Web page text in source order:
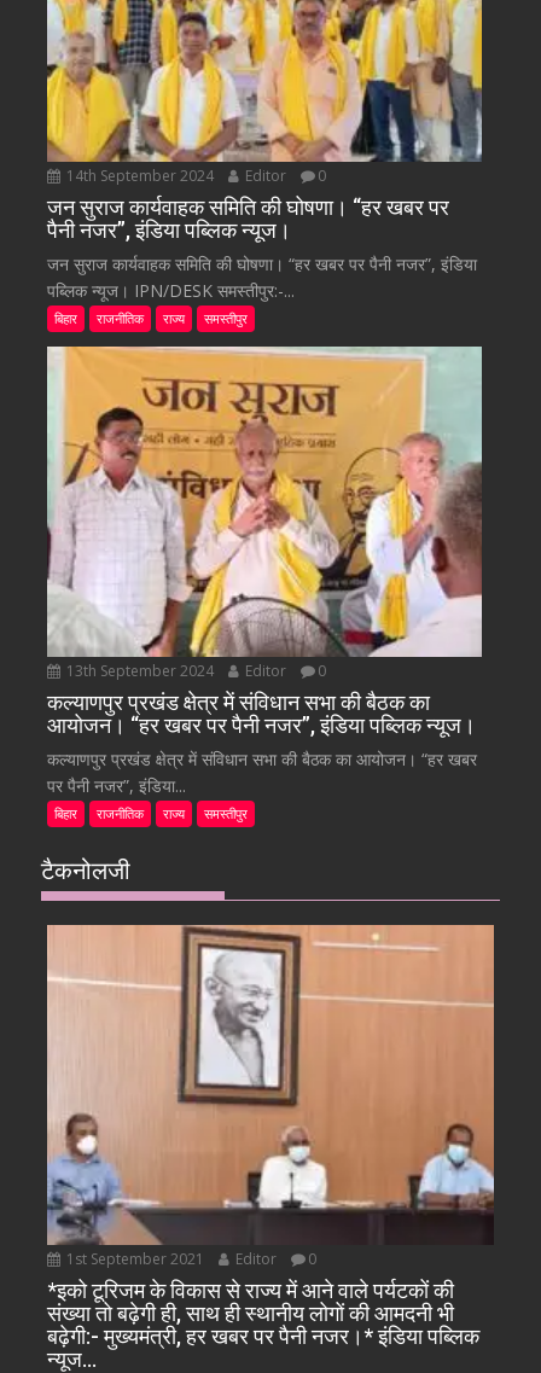
14th September 2024 Editor 0
जन सुराज कार्यवाहक समिति की घोषणा। “हर खबर पर
पैनी नजर”, इंडिया पब्लिक न्यूज।
जन सुराज कार्यवाहक समिति की घोषणा। “हर खबर पर पैनी नजर”, इंडिया
पब्लिक न्यूज। IPN/DESK समस्तीपुर:-...
बिहार राजनीतिक राज्य समस्तीपुर
13th September 2024 Editor 0
कल्याणपुर प्रखंड क्षेत्र में संविधान सभा की बैठक का
आयोजन। “हर खबर पर पैनी नजर”, इंडिया पब्लिक न्यूज।
कल्याणपुर प्रखंड क्षेत्र में संविधान सभा की बैठक का आयोजन। “हर खबर
पर पैनी नजर”, इंडिया...
बिहार राजनीतिक राज्य समस्तीपुर
टैकनोलजी
1st September 2021 Editor 0
*इको टूरिजम के विकास से राज्य में आने वाले पर्यटकों की
संख्या तो बढ़ेगी ही, साथ ही स्थानीय लोगों की आमदनी भी
बढ़ेगी:- मुख्यमंत्री, हर खबर पर पैनी नजर।* इंडिया पब्लिक
न्यूज…